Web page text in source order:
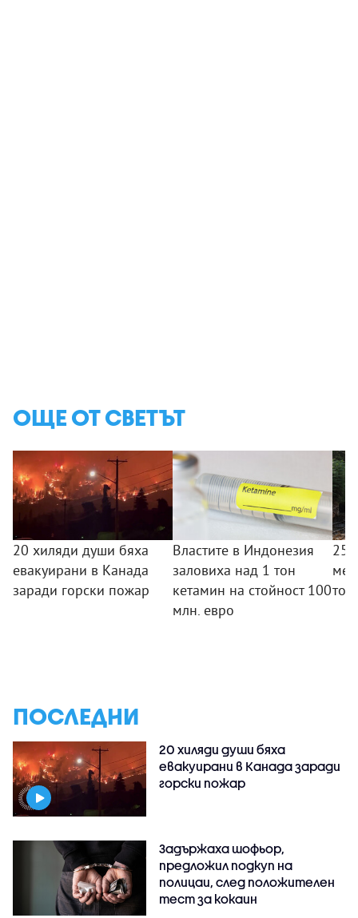
ОЩЕ ОТ СВЕТЪТ
20 хиляди души бяха
евакуирани в Канада
заради горски пожар
Властите в Индонезия
заловиха над 1 тон
кетамин на стойност 100
млн. евро
25
ПОСЛЕДНИ
20 хиляди души бяха
евакуирани в Канада заради
горски пожар
Задържаха шофьор,
предложил подкуп на
полицаи, след положителен
тест за кокаин